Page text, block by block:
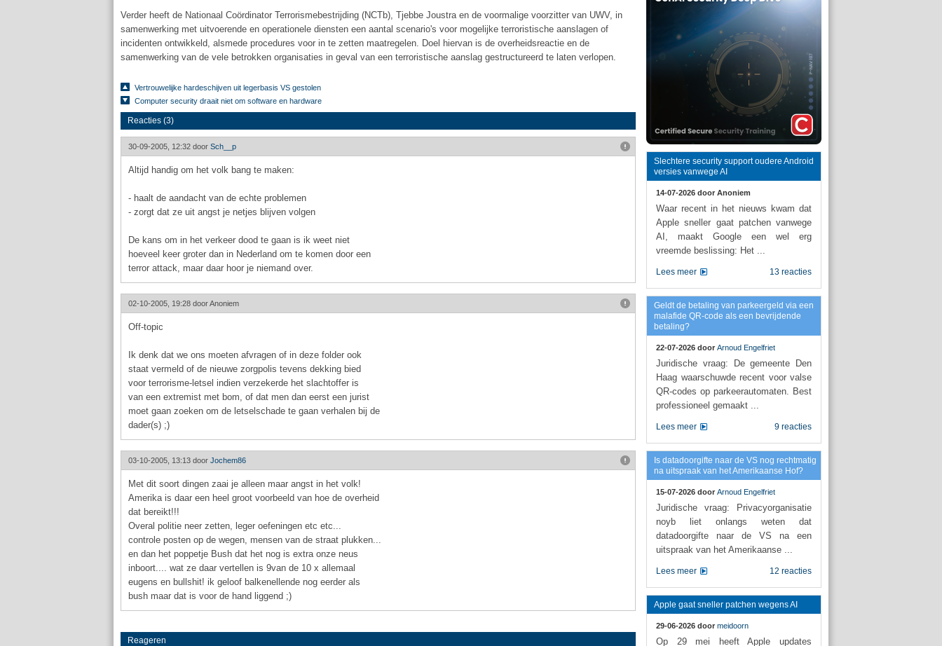
Verder heeft de Nationaal Coördinator Terrorismebestrijding (NCTb), Tjebbe Joustra en de voormalige voorzitter van UWV, in
samenwerking met uitvoerende en operationele diensten een aantal scenario's voor mogelijke terroristische aanslagen of
incidenten ontwikkeld, alsmede procedures voor in te zetten maatregelen. Doel hiervan is de overheidsreactie en de
samenwerking van de vele betrokken organisaties in geval van een terroristische aanslag gestructureerd te laten verlopen.
Vertrouwelijke hardeschijven uit legerbasis VS gestolen
Computer security draait niet om software en hardware
Reacties (3)
30-09-2005, 12:32 door Sch__p
Altijd handig om het volk bang te maken:
- haalt de aandacht van de echte problemen
- zorgt dat ze uit angst je netjes blijven volgen
De kans om in het verkeer dood te gaan is ik weet niet
hoeveel keer groter dan in Nederland om te komen door een
terror attack, maar daar hoor je niemand over.
02-10-2005, 19:28 doorAnoniem
Off-topic
Ik denk dat we ons moeten afvragen of in deze folder ook
staat vermeld of de nieuwe zorgpolis tevens dekking bied
voor terrorisme-letsel indien verzekerde het slachtoffer is
van een extremist met bom, of dat men dan eerst een jurist
moet gaan zoeken om de letselschade te gaan verhalen bij de
dader(s) ;)
03-10-2005, 13:13 door Jochem86
Met dit soort dingen zaai je alleen maar angst in het volk!
Amerika is daar een heel groot voorbeeld van hoe de overheid
dat bereikt!!!
Overal politie neer zetten, leger oefeningen etc etc...
controle posten op de wegen, mensen van de straat plukken...
en dan het poppetje Bush dat het nog is extra onze neus
inboort.... wat ze daar vertellen is 9van de 10 x allemaal
eugens en bullshit! ik geloof balkenellende nog eerder als
bush maar dat is voor de hand liggend ;)
Reageren
Slechtere security support oudere Android
versies vanwege AI
14-07-2026 door Anoniem
Waar recent in het nieuws kwam dat
Apple sneller gaat patchen vanwege
AI, maakt Google een wel erg
vreemde beslissing: Het ...
13 reacties
Lees meer
Geldt de betaling van parkeergeld via een
malafide QR-code als een bevrijdende
betaling?
22-07-2026 door Arnoud Engelfriet
Juridische vraag: De gemeente Den
Haag waarschuwde recent voor valse
QR-codes op parkeerautomaten. Best
professioneel gemaakt ...
9 reacties
Lees meer
Is datadoorgifte naar de VS nog rechtmatig
na uitspraak van het Amerikaanse Hof?
15-07-2026 door Arnoud Engelfriet
Juridische vraag: Privacyorganisatie
noyb liet onlangs weten dat
datadoorgifte naar de VS na een
uitspraak van het Amerikaanse ...
12 reacties
Lees meer
Apple gaat sneller patchen wegens AI
29-06-2026 door meidoorn
Op 29 mei heeft Apple updates